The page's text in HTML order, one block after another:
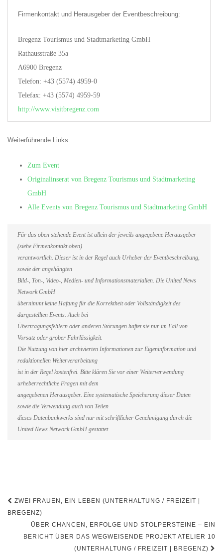
Firmenkontakt und Herausgeber der Eventbeschreibung:
Bregenz Tourismus und Stadtmarketing GmbH
Rathausstraße 35a
A6900 Bregenz
Telefon: +43 (5574) 4959-0
Telefax: +43 (5574) 4959-59
http://www.visitbregenz.com
Weiterführende Links
Zum Event
Originalinserat von Bregenz Tourismus und Stadtmarketing
GmbH
Alle Events von Bregenz Tourismus und Stadtmarketing GmbH
Für das oben stehende Event ist allein der jeweils angegebene Herausgeber
(siehe Firmenkontakt oben)
verantwortlich. Dieser ist in der Regel auch Urheber der Eventbeschreibung,
sowie der angehängten
Bild-, Ton-, Video-, Medien- und Informationsmaterialien. Die United News
Network GmbH
übernimmt keine Haftung für die Korrektheit oder Vollständigkeit des
dargestellten Events. Auch bei
Übertragungsfehlern oder anderen Störungen haftet sie nur im Fall von
Vorsatz oder grober Fahrlässigkeit.
Die Nutzung von hier archivierten Informationen zur Eigeninformation und
redaktionellen Weiterverarbeitung
ist in der Regel kostenfrei. Bitte klären Sie vor einer Weiterverwendung
urheberrechtliche Fragen mit dem
angegebenen Herausgeber. Eine systematische Speicherung dieser Daten
sowie die Verwendung auch von Teilen
dieses Datenbankwerks sind nur mit schriftlicher Genehmigung durch die
United News Network GmbH gestattet
Beitragsnavigation
ZWEI FRAUEN, EIN LEBEN (UNTERHALTUNG / FREIZEIT |
BREGENZ)
ÜBER CHANCEN, ERFOLGE UND STOLPERSTEINE – EIN
BERICHT ÜBER DAS WEGWEISENDE PROJEKT ATELIER 10
(UNTERHALTUNG / FREIZEIT | BREGENZ)